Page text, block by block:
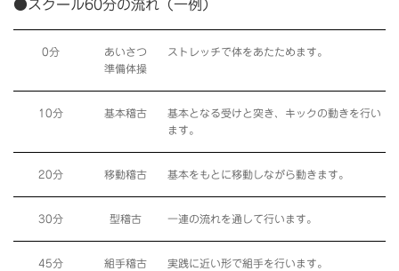
●スクール60分の流れ（一例）
0分
あいさつ
準備体操
ストレッチで体をあたためます。
10分 基本稽古
基本となる受けと突き、キックの動きを行い
ます。
20分 移動稽古 基本をもとに移動しながら動きます。
30分 型稽古 一連の流れを通して行います。
45分 組手稽古 実践に近い形で組手を行います。